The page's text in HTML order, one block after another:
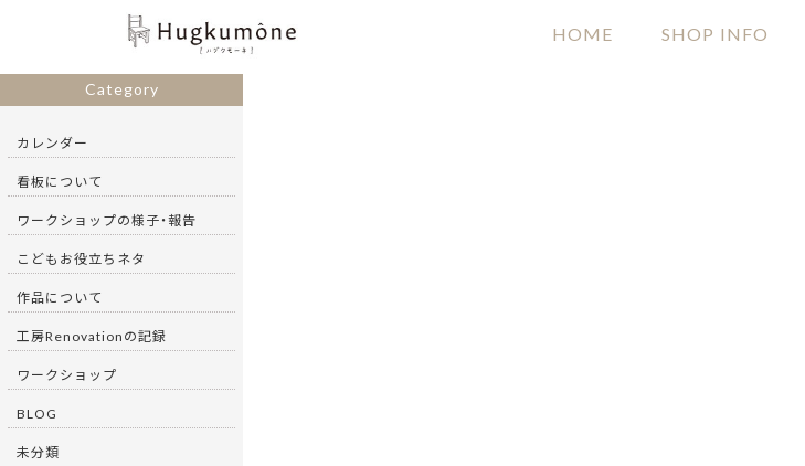
HOME SHOP INFO
Category
カレンダー
看板について
ワークショップの様子・報告
こどもお役立ちネタ
作品について
工房Renovationの記録
ワークショップ
BLOG
未分類